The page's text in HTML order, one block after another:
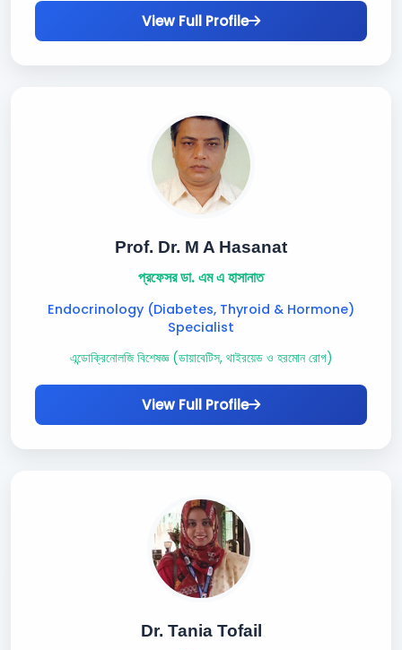
View Full Profile
Prof. Dr. M A Hasanat
প্রফেসর ডা. এম এ হাসানাত
Endocrinology (Diabetes, Thyroid & Hormone)
Specialist
এন্ডোক্রিনোলজি বিশেষজ্ঞ (ডায়াবেটিস, থাইরয়েড ও হরমোন রোগ)
View Full Profile
Dr. Tania Tofail